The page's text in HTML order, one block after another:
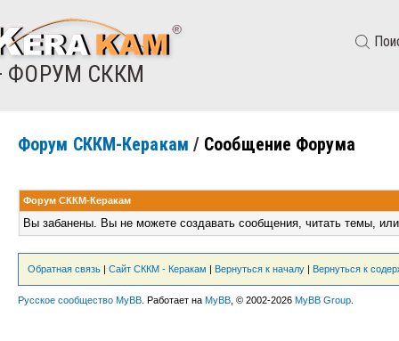
ФОРУМ СККМ
Форум СККМ-Керакам / Сообщение Форума
Форум СККМ-Керакам
Вы забанены. Вы не можете создавать сообщения, читать темы,
Обратная связь | Сайт СККМ - Керакам | Вернуться к началу | Вернуться к
Русское сообщество MyBB . Работает на MyBB , © 2002-2026 MyBB Group